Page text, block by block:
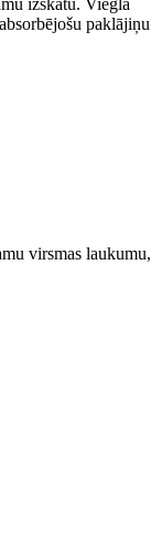
izskatu. Viegla
paklājiņu
virsmas laukumu,